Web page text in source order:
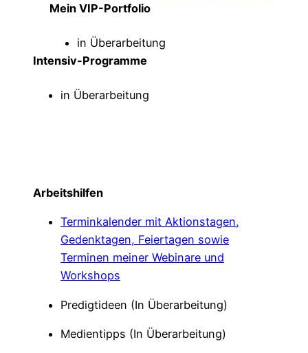
Mein VIP-Portfolio
in Überarbeitung
Intensiv-Programme
in Überarbeitung
Arbeitshilfen
Terminkalender mit Aktionstagen,
Gedenktagen, Feiertagen sowie
Terminen meiner Webinare und
Workshops
Predigtideen (In Überarbeitung)
Medientipps (In Überarbeitung)